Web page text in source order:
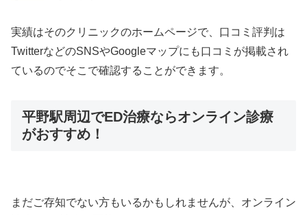
実績はそのクリニックのホームページで、口コミ評判は
TwitterなどのSNSやGoogleマップにも口コミが掲載され
ているのでそこで確認することができます。
平野駅周辺でED治療ならオンライン診療
がおすすめ！
まだご存知でない方もいるかもしれませんが、オンライン